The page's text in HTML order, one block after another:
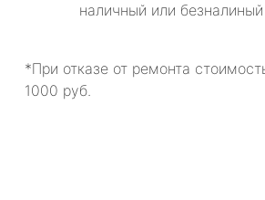
наличный или
*При отказе от ремонта
1000 руб.